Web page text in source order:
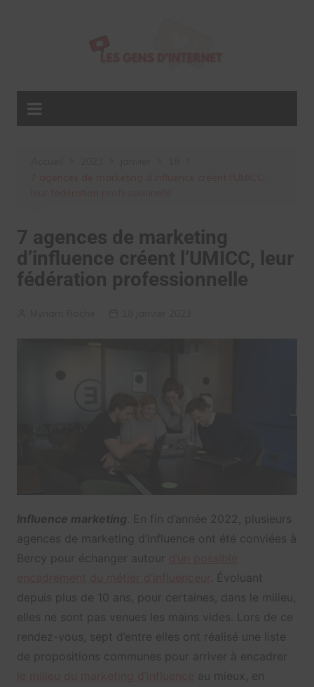
7 agences de marketing
d’influence créent l’UMICC, leur
fédération professionnelle
Influence marketing . En fin d’année 2022, plusieurs
agences de marketing d’influence ont été conviées à
Bercy pour échanger autour
. Évoluant
depuis plus de 10 ans, pour certaines, dans le milieu,
elles ne sont pas venues les mains vides. Lors de ce
rendez-vous, sept d’entre elles ont réalisé une liste
de propositions communes pour arriver à encadrer
au mieux, en